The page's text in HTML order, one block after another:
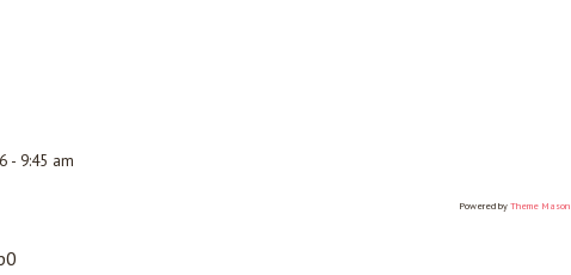
- 9:45 am
Powered by Theme Mason